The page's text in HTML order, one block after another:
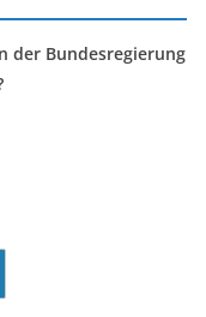
der Bundesregierung